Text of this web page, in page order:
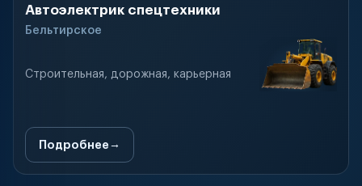
Автоэлектрик спецтехники
Бельтирское
Строительная, дорожная, карьерная
Подробнее